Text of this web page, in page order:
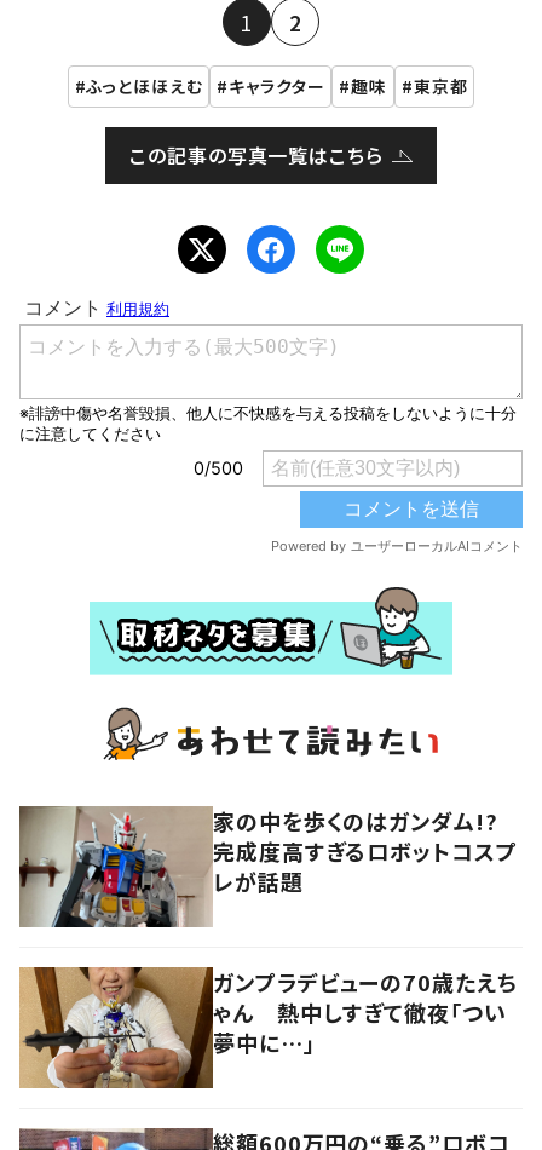
1 2
ふっとほほえむ キャラクター 趣味 東京都
この記事の写真一覧はこちら
家の中を歩くのはガンダム!?
完成度高すぎるロボットコスプ
レが話題
ガンプラデビューの70歳たえち
ゃん 熱中しすぎて徹夜「つい
夢中に…」
総額600万円の“乗る”ロボコ